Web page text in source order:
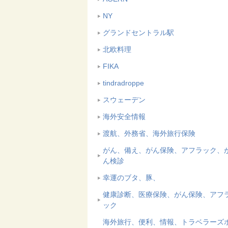
NY
グランドセントラル駅
北欧料理
FIKA
tindradroppe
スウェーデン
海外安全情報
渡航、外務省、海外旅行保険
がん、備え、がん保険、アフラック、
ん検診
幸運のブタ、豚、
健康診断、医療保険、がん保険、アフ
ック
海外旅行、便利、情報、トラベラーズ